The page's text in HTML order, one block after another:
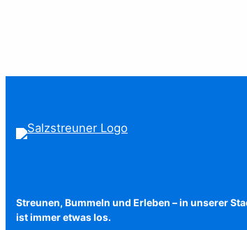
Streunen, Bummeln und Erleben – in unserer
ist immer etwas los.